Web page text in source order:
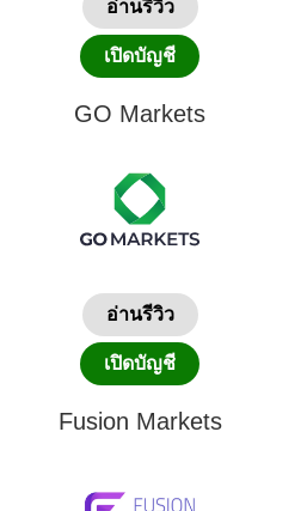
อ่านรีวิว
เปิดบัญชี
GO Markets
อ่านรีวิว
เปิดบัญชี
Fusion Markets